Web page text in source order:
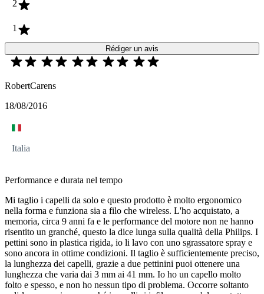
2
1
Rédiger un avis
RobertCarens
18/08/2016
Italia
Performance e durata nel tempo
Mi taglio i capelli da solo e questo prodotto è molto ergonomico
nella forma e funziona sia a filo che wireless. L'ho acquistato, a
memoria, circa 9 anni fa e le performance del motore non ne hanno
risentito un granché, questo la dice lunga sulla qualità della Philips. I
pettini sono in plastica rigida, io li lavo con uno sgrassatore spray e
sono ancora in ottime condizioni. Il taglio è sufficientemente preciso,
la lunghezza dei capelli, grazie a due pettinini puoi ottenere una
lunghezza che varia dai 3 mm ai 41 mm. Io ho un capello molto
folto e spesso, e non ho nessun tipo di problema. Occorre soltanto